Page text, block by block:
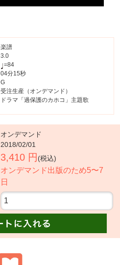
楽譜
3.0
=84
04分15秒
G
受注生産（オンデマンド）
ドラマ「過保護のカホコ」主題歌
オンデマンド
2018/02/01
3,410 円 (税込)
オンデマンド出版のため5〜7
日